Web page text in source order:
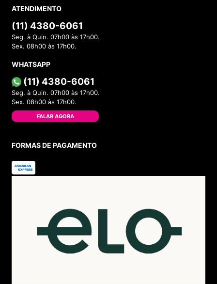
ATENDIMENTO
(11) 4380-6061
Seg. à Quin. 07h00 às 17h00.
Sex. 08h00 às 17h00.
WHATSAPP
(11) 4380-6061
Seg. à Quin. 07h00 às 17h00.
Sex. 08h00 às 17h00.
FALAR AGORA
FORMAS DE PAGAMENTO